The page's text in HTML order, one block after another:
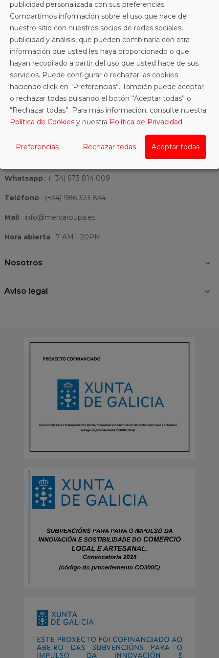
COMENTARIOS
Toalla Vengadores. Modelo fabricado en algodón de alta
calidad.
Medidas de 70x 140cm
Whatsapp : (+34) 673 814 009
Teléfono : (+34) 986 323 834
Mail : info@mercaroupa.es
Hora abierta : 7 AM - 20PM
Nosotros 
Aviso legal 
publicidad personalizada con sus preferencias.
Compartimos información sobre el uso que hace de
nuestro sitio con nuestros socios de redes sociales,
publicidad y análisis, que pueden combinarla con otra
información que usted les haya proporcionado o que
hayan recopilado a partir del uso que usted hace de sus
servicios. Puede configurar o rechazar las cookies
haciendo click en “Preferencias”. También puede aceptar
o rechazar todas pulsando el botón “Aceptar todas” o
“Rechazar todas”. Para más información, consulte nuestra
Política de Cookies y nuestra Política de Privacidad.
Preferencias Rechazar todas Aceptar todas